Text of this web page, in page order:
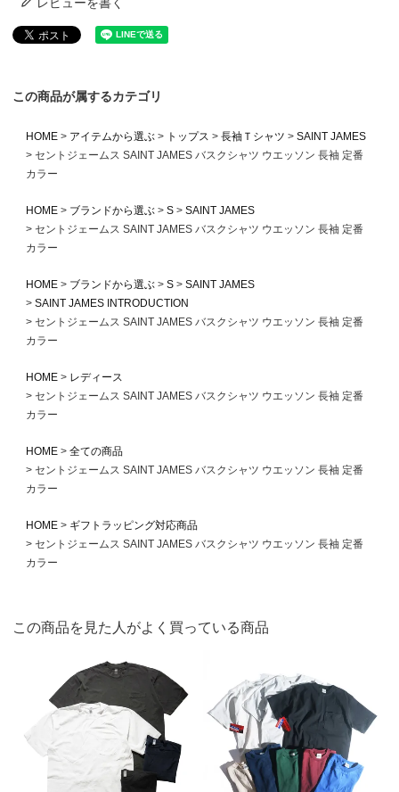
この商品が属するカテゴリ
HOME アイテムから選ぶ トップス 長袖Ｔシャツ
SAINT JAMES
セントジェームス SAINT JAMES バスクシャツ ウエッソン 長袖 定番
カラー
HOME ブランドから選ぶ S
SAINT JAMES
セントジェームス SAINT JAMES バスクシャツ ウエッソン 長袖 定番
カラー
HOME ブランドから選ぶ S
SAINT JAMES
SAINT JAMES INTRODUCTION
セントジェームス SAINT JAMES バスクシャツ ウエッソン 長袖 定番
カラー
HOME
レディース
セントジェームス SAINT JAMES バスクシャツ ウエッソン 長袖 定番
カラー
HOME
全ての商品
セントジェームス SAINT JAMES バスクシャツ ウエッソン 長袖 定番
カラー
HOME
ギフトラッピング対応商品
セントジェームス SAINT JAMES バスクシャツ ウエッソン 長袖 定番
カラー
この商品を見た人がよく買っている商品